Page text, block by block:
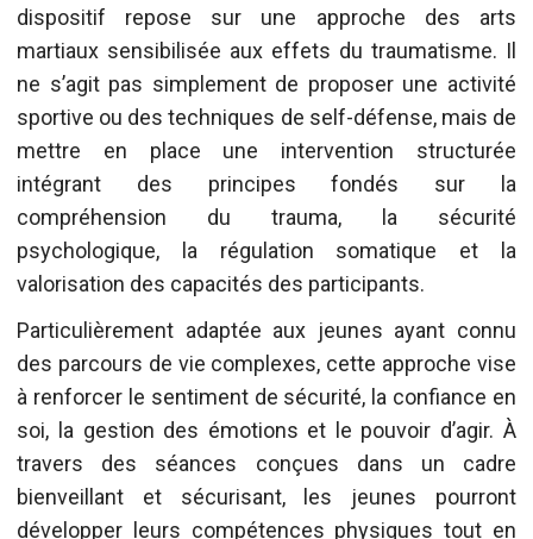
dispositif repose sur une approche des arts
martiaux sensibilisée aux effets du traumatisme. Il
ne s’agit pas simplement de proposer une activité
sportive ou des techniques de self-défense, mais de
mettre en place une intervention structurée
intégrant des principes fondés sur la
compréhension du trauma, la sécurité
psychologique, la régulation somatique et la
valorisation des capacités des participants.
Particulièrement adaptée aux jeunes ayant connu
des parcours de vie complexes, cette approche vise
à renforcer le sentiment de sécurité, la confiance en
soi, la gestion des émotions et le pouvoir d’agir. À
travers des séances conçues dans un cadre
bienveillant et sécurisant, les jeunes pourront
développer leurs compétences physiques tout en